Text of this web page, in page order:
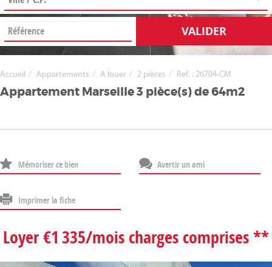
VALIDER
Accueil Appartements A louer 2 pièces Ref. : 26704-CM
Appartement Marseille 3 pièce(s) de 64m2
Mémoriser ce bien Avertir un ami
Imprimer la fiche
Loyer €1 335/mois charges comprises **